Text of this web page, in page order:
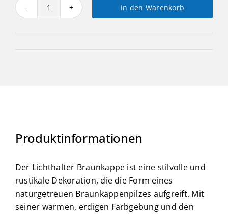
Lichterhalter
In den Warenkorb
Produktinformationen
Der Lichthalter Braunkappe ist eine stilvolle und
rustikale Dekoration, die die Form eines
naturgetreuen Braunkappenpilzes aufgreift. Mit
seiner warmen, erdigen Farbgebung und den